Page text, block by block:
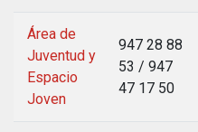
Área de
Juventud y
Espacio
Joven
947 28 88
53 / 947
47 17 50